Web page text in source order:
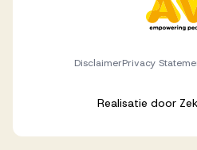
DisclaimerPrivacy
Realisatie door